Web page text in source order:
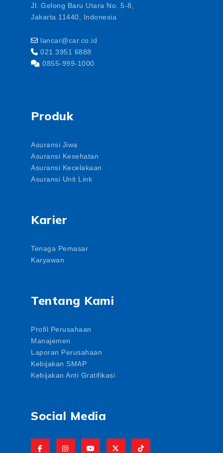
Jl. Gelong Baru Utara No. 5-8,
Jakarta 11440, Indonesia
lancar@car.co.id
021 3951 6888
0855-999-1000
Produk
Asuransi Jiwa
Asuransi Kesehatan
Asuransi Kecelakaan
Asuransi Unit Link
Karier
Tenaga Pemasar
Karyawan
Tentang Kami
Profil Perusahaan
Manajemen
Laporan Perusahaan
Kebijakan SMAP
Kebijakan Anti Gratifikasi
Social Media